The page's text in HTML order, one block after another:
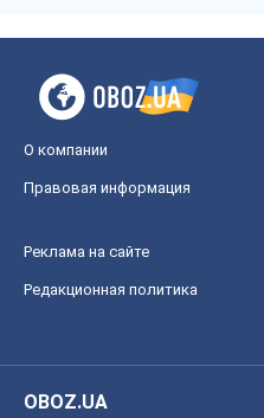
О компании
Правовая информация
Реклама на сайте
Редакционная политика
OBOZ.UA